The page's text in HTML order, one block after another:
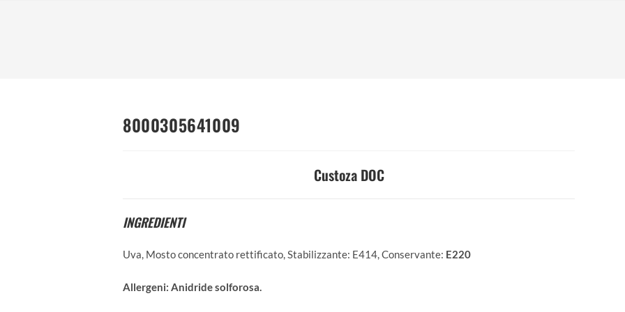
8000305641009
Custoza DOC
INGREDIENTI
Uva, Mosto concentrato rettificato, Stabilizzante: E414, Conservante: E220
Allergeni: Anidride solforosa.